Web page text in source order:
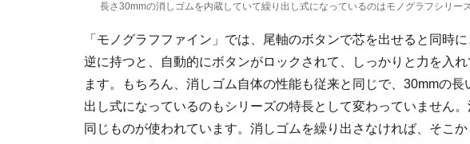
長さ30mmの消しゴムを内蔵していて繰り出し式になっているのはモノグラフシリー
「モノグラフファイン」では、尾軸のボタンで芯を出せると同時
逆に持つと、自動的にボタンがロックされて、しっかりと力を入
ます。もちろん、消しゴム自体の性能も従来と同じで、30mmの
出し式になっているのもシリーズの特長として変わっていません
同じものが使われています。消しゴムを繰り出さなければ、そこ